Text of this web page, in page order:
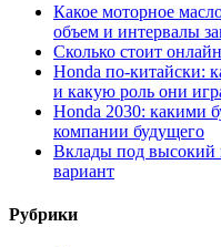
Какое моторное
объем и интервалы
Сколько стоит
Honda по-китайски:
и какую роль они
Honda 2030: какими
компании будущего
Вклады под высокий
вариант
Рубрики